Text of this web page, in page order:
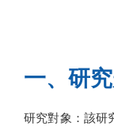
一、研
研究對象：該研